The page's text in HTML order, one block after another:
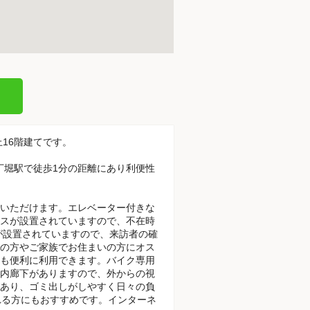
階建てです。
駅で徒歩1分の距離にあり利便性
ただけます。エレベーター付きな
が設置されていますので、不在時
置されていますので、来訪者の確
方やご家族でお住まいの方にオス
便利に利用できます。バイク専用
廊下がありますので、外からの視
り、ゴミ出しがしやすく日々の負
方にもおすすめです。インターネ